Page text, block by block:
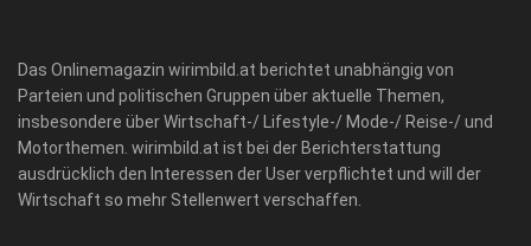
Das Onlinemagazin wirimbild.at berichtet unabhängig von
Parteien und politischen Gruppen über aktuelle Themen,
insbesondere über Wirtschaft-/ Lifestyle-/ Mode-/ Reise-/ und
Motorthemen. wirimbild.at ist bei der Berichterstattung
ausdrücklich den Interessen der User verpflichtet und will der
Wirtschaft so mehr Stellenwert verschaffen.